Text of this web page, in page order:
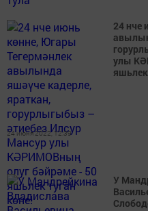
24 нче
улы
яшьлек
24 июня 2022, 12:39
У